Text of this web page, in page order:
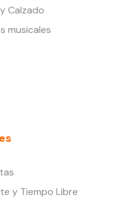
Calzado
musicales
y Tiempo Libre